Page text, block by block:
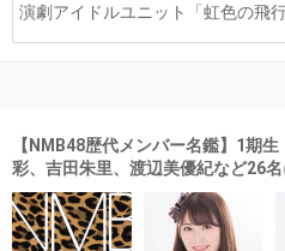
演劇アイドルユニット「虹色の飛
【NMB48歴代メンバー名鑑】1期
彩、吉田朱里、渡辺美優紀など26